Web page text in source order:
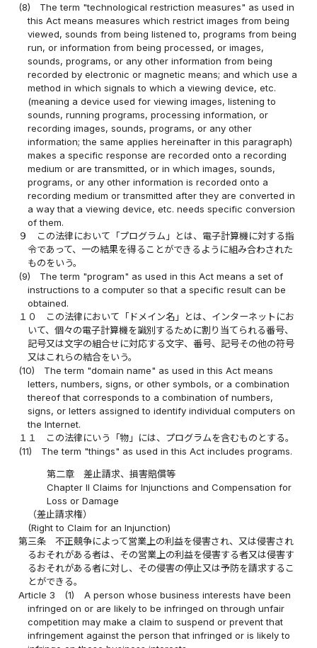
(8)
The term "technological restriction measures" as used in
this Act means measures which restrict images from being
viewed, sounds from being listened to, programs from being
run, or information from being processed, or images,
sounds, programs, or any other information from being
recorded by electronic or magnetic means; and which use a
method in which signals to which a viewing device, etc.
(meaning a device used for viewing images, listening to
sounds, running programs, processing information, or
recording images, sounds, programs, or any other
information; the same applies hereinafter in this paragraph)
makes a specific response are recorded onto a recording
medium or are transmitted, or in which images, sounds,
programs, or any other information is recorded onto a
recording medium or transmitted after they are converted in
a way that a viewing device, etc. needs specific conversion
of them.
９
この法律において「プログラム」とは、電子計算機に対する指
令であって、一の結果を得ることができるように組み合わされた
ものをいう。
(9)
The term "program" as used in this Act means a set of
instructions to a computer so that a specific result can be
obtained.
１０
この法律において「ドメイン名」とは、インターネットにお
いて、個々の電子計算機を識別するために割り当てられる番号、
記号又は文字の組合せに対応する文字、番号、記号その他の符号
又はこれらの結合をいう。
(10)
The term "domain name" as used in this Act means
letters, numbers, signs, or other symbols, or a combination
thereof that corresponds to a combination of numbers,
signs, or letters assigned to identify individual computers on
the Internet.
１１
この法律にいう「物」には、プログラムを含むものとする。
(11)
The term "things" as used in this Act includes programs.
第二章 差止請求、損害賠償等
Chapter II Claims for Injunctions and Compensation for
Loss or Damage
（差止請求権）
(Right to Claim for an Injunction)
第三条
不正競争によって営業上の利益を侵害され、又は侵害され
るおそれがある者は、その営業上の利益を侵害する者又は侵害す
るおそれがある者に対し、その侵害の停止又は予防を請求するこ
とができる。
Article 3
(1)
A person whose business interests have been
infringed on or are likely to be infringed on through unfair
competition may make a claim to suspend or prevent that
infringement against the person that infringed or is likely to